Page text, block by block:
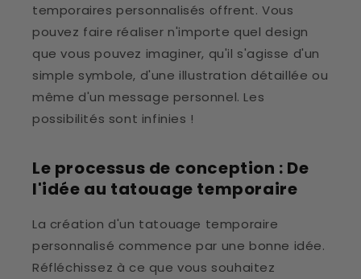
temporaires personnalisés offrent. Vous
pouvez faire réaliser n'importe quel design
que vous pouvez imaginer, qu'il s'agisse d'un
simple symbole, d'une illustration détaillée ou
même d'un message personnel. Les
possibilités sont infinies !
Le processus de conception : De
l'idée au tatouage temporaire
La création d'un tatouage temporaire
personnalisé commence par une bonne idée.
Réfléchissez à ce que vous souhaitez